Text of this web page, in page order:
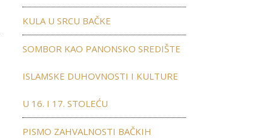
KULA U SRCU BAČKE
SOMBOR KAO PANONSKO SREDIŠTE
ISLAMSKE DUHOVNOSTI I KULTURE
U 16. I 17. STOLEĆU
PISMO ZAHVALNOSTI BAČKIH